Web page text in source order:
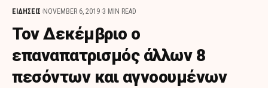
ΕΙΔΗΣΕΙΣ NOVEMBER 6, 2019 3 MIN READ
Τον Δεκέμβριο ο
επαναπατρισμός άλλων 8
πεσόντων και αγνοουμένων